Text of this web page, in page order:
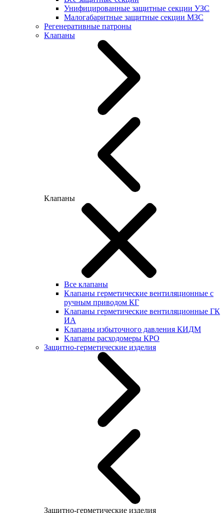
Унифицированные защитные секции УЗС
Малогабаритные защитные секции МЗС
Регенеративные патроны
Клапаны
Клапаны
Все клапаны
Клапаны герметические вентиляционные с
ручным приводом КГ
Клапаны герметические вентиляционные ГК
ИА
Клапаны избыточного давления КИДМ
Клапаны расходомеры КРО
Защитно-герметические изделия
Защитно-герметические изделия